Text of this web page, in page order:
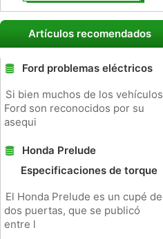
Artículos recomendados
Ford problemas eléctricos
Si bien muchos de los vehículos
Ford son reconocidos por su
asequi
Honda Prelude
Especificaciones de torque
El Honda Prelude es un cupé de
dos puertas, que se publicó
entre l